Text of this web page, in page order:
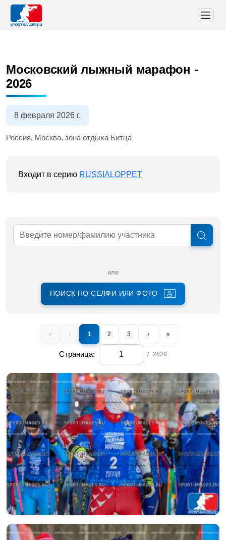
Московский лыжный марафон -
2026
8 февраля 2026 г.
Россия, Москва, зона отдыха Битца
Входит в серию RUSSIALOPPET
или
ПОИСК ПО СЕЛФИ ИЛИ ФОТО
« ‹ 1 2 3 › »
Страница: / 2628